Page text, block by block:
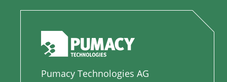
Pumacy Technologies AG